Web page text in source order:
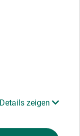
Details zeigen